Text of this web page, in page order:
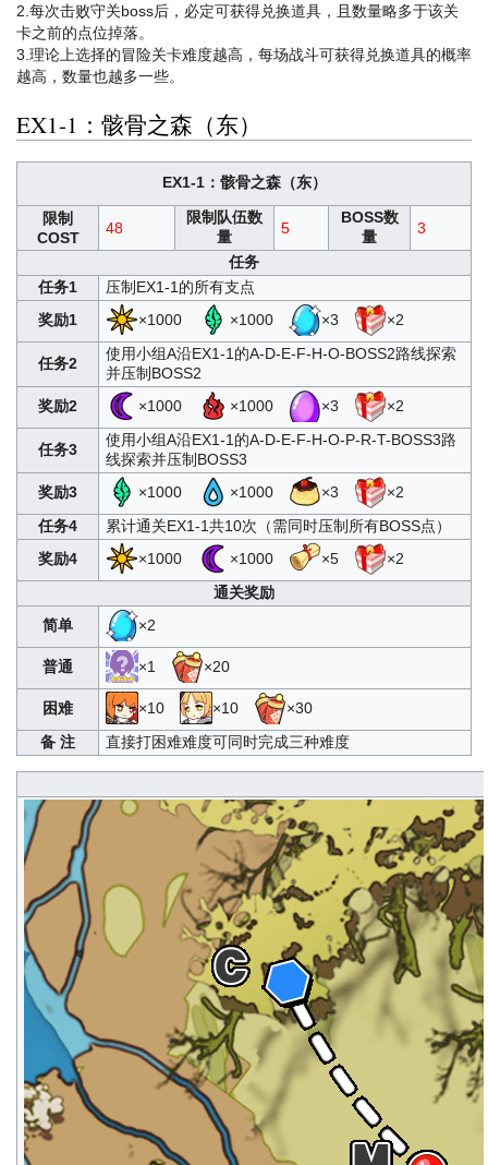
2.每次击败守关boss后，必定可获得兑换道具，且数量略多于该关
卡之前的点位掉落。
3.理论上选择的冒险关卡难度越高，每场战斗可获得兑换道具的概率
越高，数量也越多一些。
EX1-1：骸骨之森（东）
EX1-1：骸骨之森（东）
限制
COST
48
限制队伍数
量
5
BOSS数
量
3
任务
任务1
压制EX1-1的所有支点
奖励1
×1000 ×1000 ×3 ×2
任务2
使用小组A沿EX1-1的A-D-E-F-H-O-BOSS2路线探索
并压制BOSS2
奖励2
×1000 ×1000 ×3 ×2
任务3
使用小组A沿EX1-1的A-D-E-F-H-O-P-R-T-BOSS3路
线探索并压制BOSS3
奖励3
×1000 ×1000 ×3
×2
任务4
累计通关EX1-1共10次（需同时压制所有BOSS点）
奖励4
×1000 ×1000 ×5
×2
通关奖励
简单
×2
普通 ×1 ×20
困难 ×10 ×10
×30
备 注
直接打困难难度可同时完成三种难度